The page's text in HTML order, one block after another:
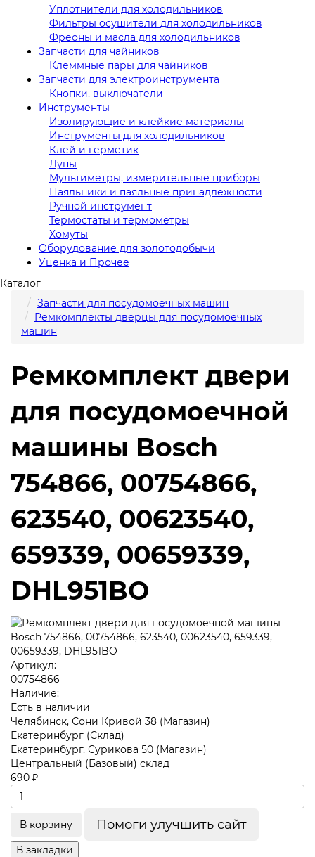
Уплотнители для холодильников
Фильтры осушители для холодильников
Фреоны и масла для холодильников
Запчасти для чайников
Клеммные пары для чайников
Запчасти для электроинструмента
Кнопки, выключатели
Инструменты
Изолирующие и клейкие материалы
Инструменты для холодильников
Клей и герметик
Лупы
Мультиметры, измерительные приборы
Паяльники и паяльные принадлежности
Ручной инструмент
Термостаты и термометры
Хомуты
Оборудование для золотодобычи
Уценка и Прочее
Каталог
Запчасти для посудомоечных машин
Ремкомплекты дверцы для посудомоечных
машин
Ремкомплект двери
для посудомоечной
машины Bosch
754866, 00754866,
623540, 00623540,
659339, 00659339,
DHL951BO
Артикул:
00754866
Наличие:
Есть в наличии
Челябинск, Сони Кривой 38 (Магазин)
Екатеринбург (Склад)
Екатеринбург, Сурикова 50 (Магазин)
Центральный (Базовый) склад
690 ₽
В корзину Помоги улучшить сайт
В закладки